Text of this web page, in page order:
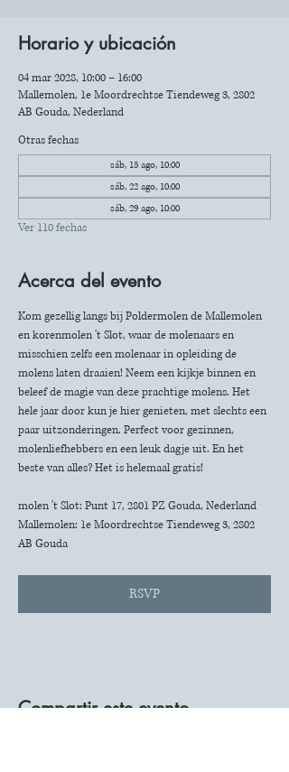
Horario y ubicación
04 mar 2028, 10:00 – 16:00
Mallemolen, 1e Moordrechtse Tiendeweg 3, 2802
AB Gouda, Nederland
Otras fechas
sáb, 15 ago, 10:00
sáb, 22 ago, 10:00
sáb, 29 ago, 10:00
Ver 110 fechas
Acerca del evento
Kom gezellig langs bij Poldermolen de Mallemolen
en korenmolen 't Slot, waar de molenaars en
misschien zelfs een molenaar in opleiding de
molens laten draaien! Neem een kijkje binnen en
beleef de magie van deze prachtige molens. Het
hele jaar door kun je hier genieten, met slechts een
paar uitzonderingen. Perfect voor gezinnen,
molenliefhebbers en een leuk dagje uit. En het
beste van alles? Het is helemaal gratis!
molen 't Slot: Punt 17, 2801 PZ Gouda, Nederland
Mallemolen: 1e Moordrechtse Tiendeweg 3, 2802
AB Gouda
RSVP
Compartir este evento